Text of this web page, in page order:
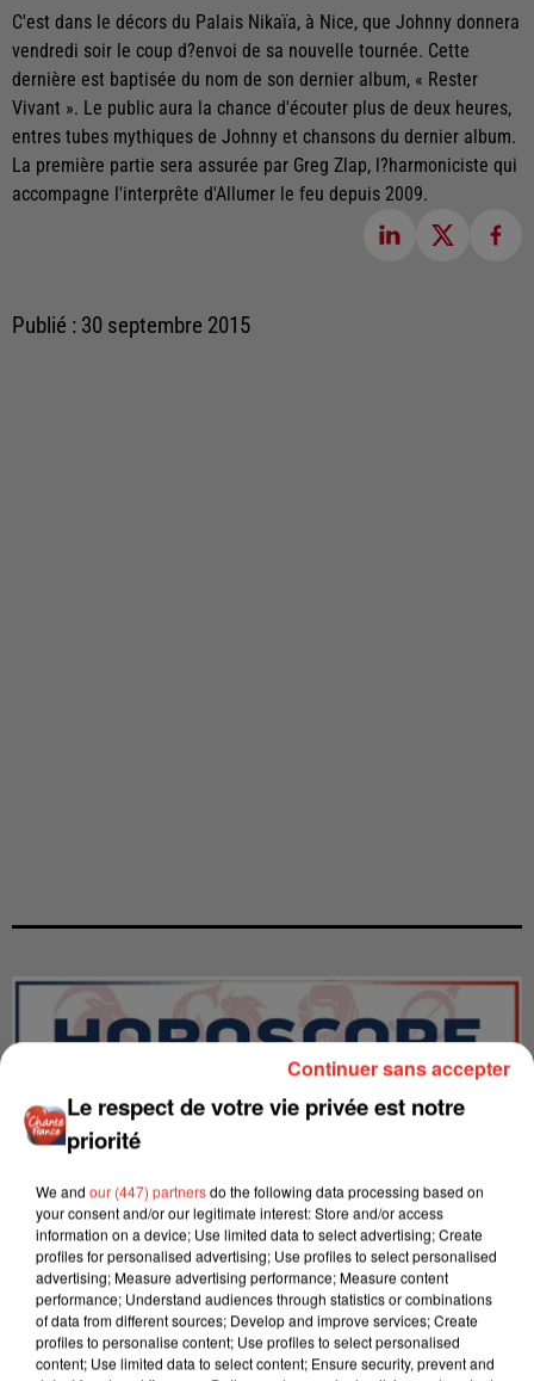
C'est dans le décors du Palais Nikaïa, à Nice, que Johnny donnera
vendredi soir le coup d?envoi de sa nouvelle tournée. Cette
dernière est baptisée du nom de son dernier album, « Rester
Vivant ». Le public aura la chance d'écouter plus de deux heures,
entres tubes mythiques de Johnny et chansons du dernier album.
La première partie sera assurée par Greg Zlap, l?harmoniciste qui
accompagne l'interprête d'Allumer le feu depuis 2009.
Publié : 30 septembre 2015
LES INTERVIEWS CHANTE
FRANCE
Voir plus
Le respect de votre vie privée est notre
priorité
We and our (447) partnersdo the following data processing based on
your consent and/or our legitimate interest: Store and/or access
information on a device; Use limited data to select advertising; Create
profiles for personalised advertising; Use profiles to select personalised
advertising; Measure advertising performance; Measure content
performance; Understand audiences through statistics or combinations
of data from different sources; Develop and improve services; Create
profiles to personalise content; Use profiles to select personalised
content; Use limited data to select content; Ensure security, prevent and
Continuer sans accepter